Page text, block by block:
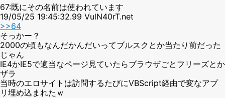
67:既にその名前は使われています
19/05/25 19:45:32.99 VulN40rT.net
>>64
そっかー？
2000の頃もなんだかんだいってブルスクとか当たり前だった
じゃん
IE4かIE5で適当なページ見ていたらブラウザごとフリーズとか
ザラ
当時のエロサイトは訪問するたびにVBScript経由で変なアプ
リ埋め込まれたｗ